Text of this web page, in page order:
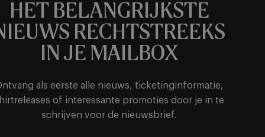
HET BELANGRIJKSTE
RECHTSTREEKS
IN JE MAILBOX
als eerste alle nieuws, ticketinginformatie,
of interessante promoties door je in te
schrijven voor de nieuwsbrief.